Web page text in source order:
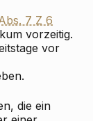
7 Z 6
vorzeitig.
vor
die ein